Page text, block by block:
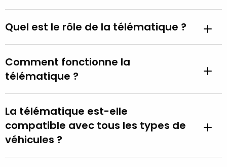
Quel est le rôle de la télématique ?
Comment fonctionne la
télématique ?
La télématique est-elle
compatible avec tous les types de
véhicules ?